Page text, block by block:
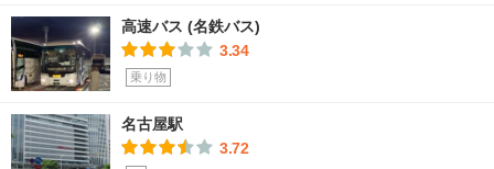
高速バス (名鉄バス)
3.34
乗り物
名古屋駅
3.72